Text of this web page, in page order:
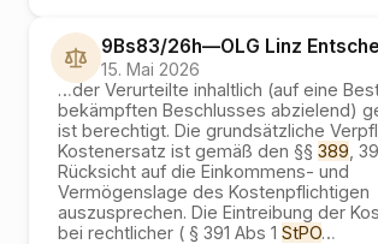
9Bs83/26h—OLG Linz
15. Mai 2026
…der Verurteilte inhaltlich (auf eine
bekämpften Beschlusses abzielend)
ist berechtigt. Die grundsätzliche
Kostenersatz ist gemäß den §§ 389 ,
Rücksicht auf die Einkommens- und
Vermögenslage des Kostenpflichtigen
auszusprechen. Die Eintreibung der
bei rechtlicher ( § 391 Abs 1 StPO…